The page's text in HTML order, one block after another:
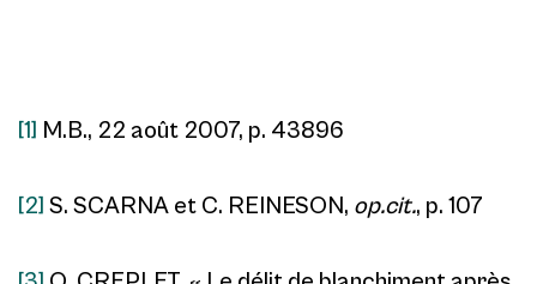
[1] M.B., 22 août 2007, p. 43896
[2] S. SCARNA et C. REINESON, op.cit., p. 107